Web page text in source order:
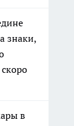
знаки,
в